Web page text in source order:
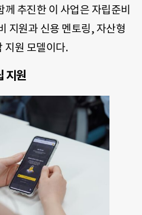
추진한 이 사업은 자립준비
지원과 신용 멘토링, 자산형
지원 모델이다.
지원